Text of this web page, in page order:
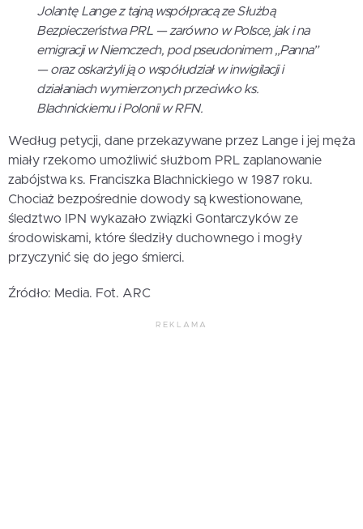
Jolantę Lange z tajną współpracą ze Służbą
Bezpieczeństwa PRL — zarówno w Polsce, jak i na
emigracji w Niemczech, pod pseudonimem „Panna”
— oraz oskarżyli ją o współudział w inwigilacji i
działaniach wymierzonych przeciwko ks.
Blachnickiemu i Polonii w RFN.
Według petycji, dane przekazywane przez Lange i jej męża
miały rzekomo umożliwić służbom PRL zaplanowanie
zabójstwa ks. Franciszka Blachnickiego w 1987 roku.
Chociaż bezpośrednie dowody są kwestionowane,
śledztwo IPN wykazało związki Gontarczyków ze
środowiskami, które śledziły duchownego i mogły
przyczynić się do jego śmierci.
Źródło: Media. Fot. ARC
REKLAMA